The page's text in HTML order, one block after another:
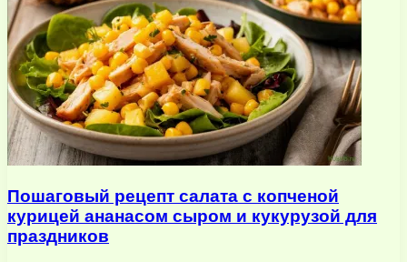
Пошаговый рецепт салата с копченой
курицей ананасом сыром и кукурузой для
праздников